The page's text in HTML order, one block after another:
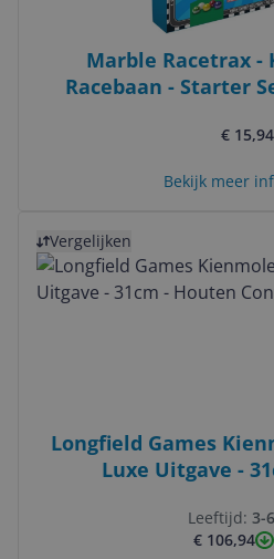
Marble Racetrax -
Racebaan - Starter
€ 15,94
Bekijk meer
Vergelijken
Longfield Games
Luxe Uitgave -
Leeftijd: 3-
€ 106,94